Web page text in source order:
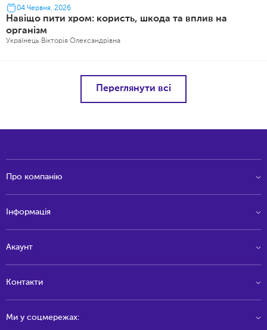
04 Червня, 2026
Навіщо пити хром: користь, шкода та вплив на
організм
Українець Вікторія Олександрівна
Переглянути всі
Про компанію
Інформація
Акаунт
Контакти
Ми у соцмережах: